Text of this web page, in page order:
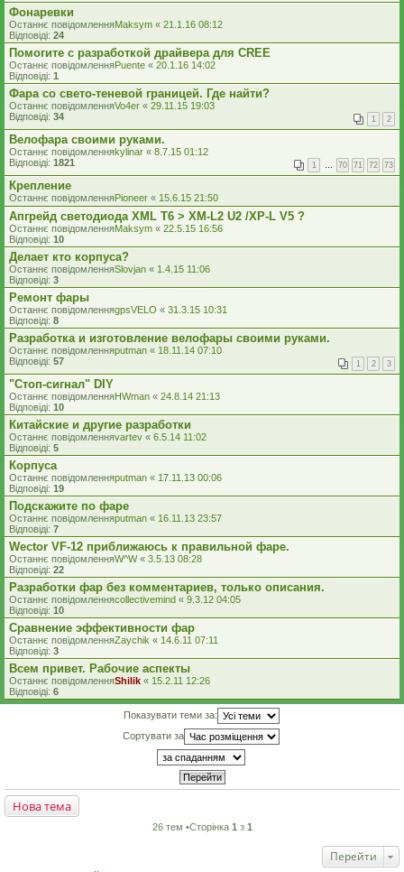
Фонаревки
Останнє повідомленняMaksym « 21.1.16 08:12
Відповіді: 24
Помогите с разработкой драйвера для CREE
Останнє повідомленняPuente « 20.1.16 14:02
Відповіді: 1
Фара со свето-теневой границей. Где найти?
Останнє повідомленняVo4er « 29.11.15 19:03
Відповіді: 34 1 2
Велофара своими руками.
Останнє повідомленняkylinar « 8.7.15 01:12
Відповіді: 1821 1 … 70 71 72 73
Крепление
Останнє повідомленняPioneer « 15.6.15 21:50
Апгрейд светодиода XML T6 > XM-L2 U2 /XP-L V5 ?
Останнє повідомленняMaksym « 22.5.15 16:56
Відповіді: 10
Делает кто корпуса?
Останнє повідомленняSlovjan « 1.4.15 11:06
Відповіді: 3
Ремонт фары
Останнє повідомленняgpsVELO « 31.3.15 10:31
Відповіді: 8
Разработка и изготовление велофары своими руками.
Останнє повідомленняputman « 18.11.14 07:10
Відповіді: 57 1 2 3
"Стоп-сигнал" DIY
Останнє повідомленняHWman « 24.8.14 21:13
Відповіді: 10
Китайские и другие разработки
Останнє повідомленняvartev « 6.5.14 11:02
Відповіді: 5
Корпуса
Останнє повідомленняputman « 17.11.13 00:06
Відповіді: 19
Подскажите по фаре
Останнє повідомленняputman « 16.11.13 23:57
Відповіді: 7
Wector VF-12 приближаюсь к правильной фаре.
Останнє повідомленняW^W« 3.5.13 08:28
Відповіді: 22
Разработки фар без комментариев, только описания.
Останнє повідомленняcollectivemind « 9.3.12 04:05
Відповіді: 10
Сравнение эффективности фар
Останнє повідомленняZaychik « 14.6.11 07:11
Відповіді: 3
Всем привет. Рабочие аспекты
Останнє повідомленняShilik « 15.2.11 12:26
Відповіді: 6
Показувати теми за:
Сортувати за
Нова тема
26 тем •Сторінка 1 з 1
Перейти